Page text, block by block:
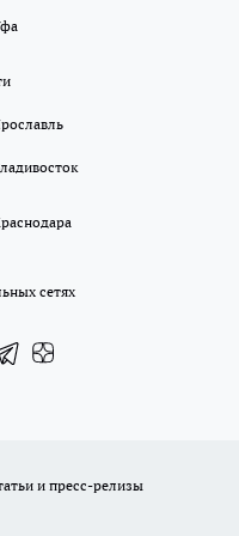
сетях
и пресс-релизы